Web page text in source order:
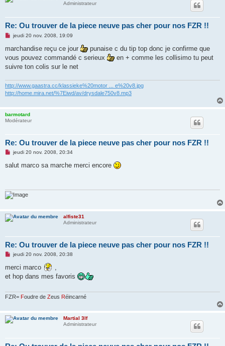
Administrateur
Re: Ou trouver de la piece neuve pas cher pour nos FZR !!
M
s
a
g
n
l
jeudi 20 nov. 2008, 19:09
marchandise reçu ce jour
punaise c du tip top donc je confirme que
vous pouvez commandé c serieux
en + comme les collisimo tu peut
suivre ton colis sur le net
http://www.gaastra.cc/klassieke%20motor ... e%20v8.jpg
http://home.mira.net/%7Eiwd/av/drysdale750v8.mp3
barmotard
Modérateur
Re: Ou trouver de la piece neuve pas cher pour nos FZR !!
M
s
n
o
l
u
jeudi 20 nov. 2008, 20:34
salut marco sa marche merci encore
alfiste31
Administrateur
Re: Ou trouver de la piece neuve pas cher pour nos FZR !!
M
s
a
n
l
u
jeudi 20 nov. 2008, 20:38
merci marco
,
et hop dans mes favoris
FZR= Foudre de Zeus Réincarné
Martial 3lf
Administrateur